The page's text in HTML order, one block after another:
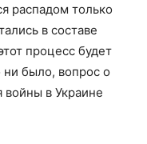
распадом только
в составе
процесс будет
было, вопрос о
войны в Украине